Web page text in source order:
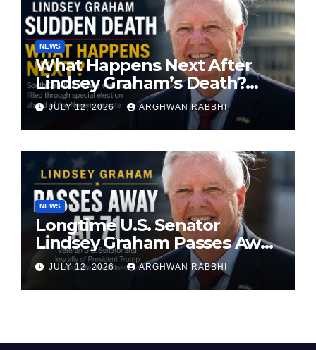
NEWS
What Happens Next After
Lindsey Graham’s Death?
South Carolina Senate Seat
Faces Special Election
JULY 12, 2026 ARGHWAN RABBHI
NEWS
Longtime U.S. Senator
Lindsey Graham Passes Away
at 71
JULY 12, 2026 ARGHWAN RABBHI